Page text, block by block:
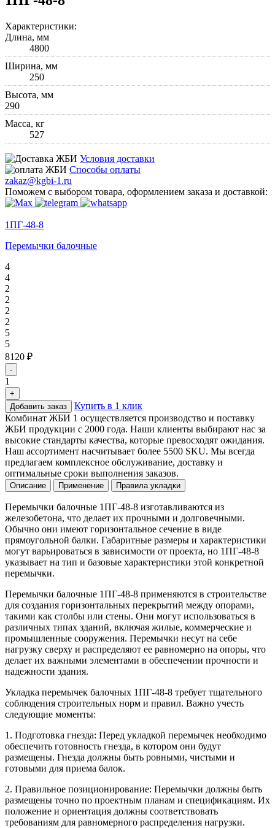
Характеристики:
Длина, мм
4800
Ширина, мм
250
Высота, мм
290
Масса, кг
527
Условия доставки
Способы оплаты
zakaz@kgbi-1.ru
Поможем с выбором товара, оформлением заказа и доставкой:
1ПГ-48-8
Перемычки балочные
4
4
2
2
2
2
5
5
8120 ₽
-
1
+
Добавить заказ
Купить в 1 клик
Комбинат ЖБИ 1 осуществляется производство и поставку
ЖБИ продукции с 2000 года. Наши клиенты выбирают нас за
высокие стандарты качества, которые превосходят ожидания.
Наш ассортимент насчитывает более 5500 SKU. Мы всегда
предлагаем комплексное обслуживание, доставку и
оптимальные сроки выполнения заказов.
Описание Применение Правила укладки
Перемычки балочные 1ПГ-48-8 изготавливаются из
железобетона, что делает их прочными и долговечными.
Обычно они имеют горизонтальное сечение в виде
прямоугольной балки. Габаритные размеры и характеристики
могут варьироваться в зависимости от проекта, но 1ПГ-48-8
указывает на тип и базовые характеристики этой конкретной
перемычки.
Перемычки балочные 1ПГ-48-8 применяются в строительстве
для создания горизонтальных перекрытий между опорами,
такими как столбы или стены. Они могут использоваться в
различных типах зданий, включая жилые, коммерческие и
промышленные сооружения. Перемычки несут на себе
нагрузку сверху и распределяют ее равномерно на опоры, что
делает их важными элементами в обеспечении прочности и
надежности здания.
Укладка перемычек балочных 1ПГ-48-8 требует тщательного
соблюдения строительных норм и правил. Важно учесть
следующие моменты:
1. Подготовка гнезда: Перед укладкой перемычек необходимо
обеспечить готовность гнезда, в котором они будут
размещены. Гнезда должны быть ровными, чистыми и
готовыми для приема балок.
2. Правильное позиционирование: Перемычки должны быть
размещены точно по проектным планам и спецификациям. Их
положение и ориентация должны соответствовать
требованиям для равномерного распределения нагрузки.